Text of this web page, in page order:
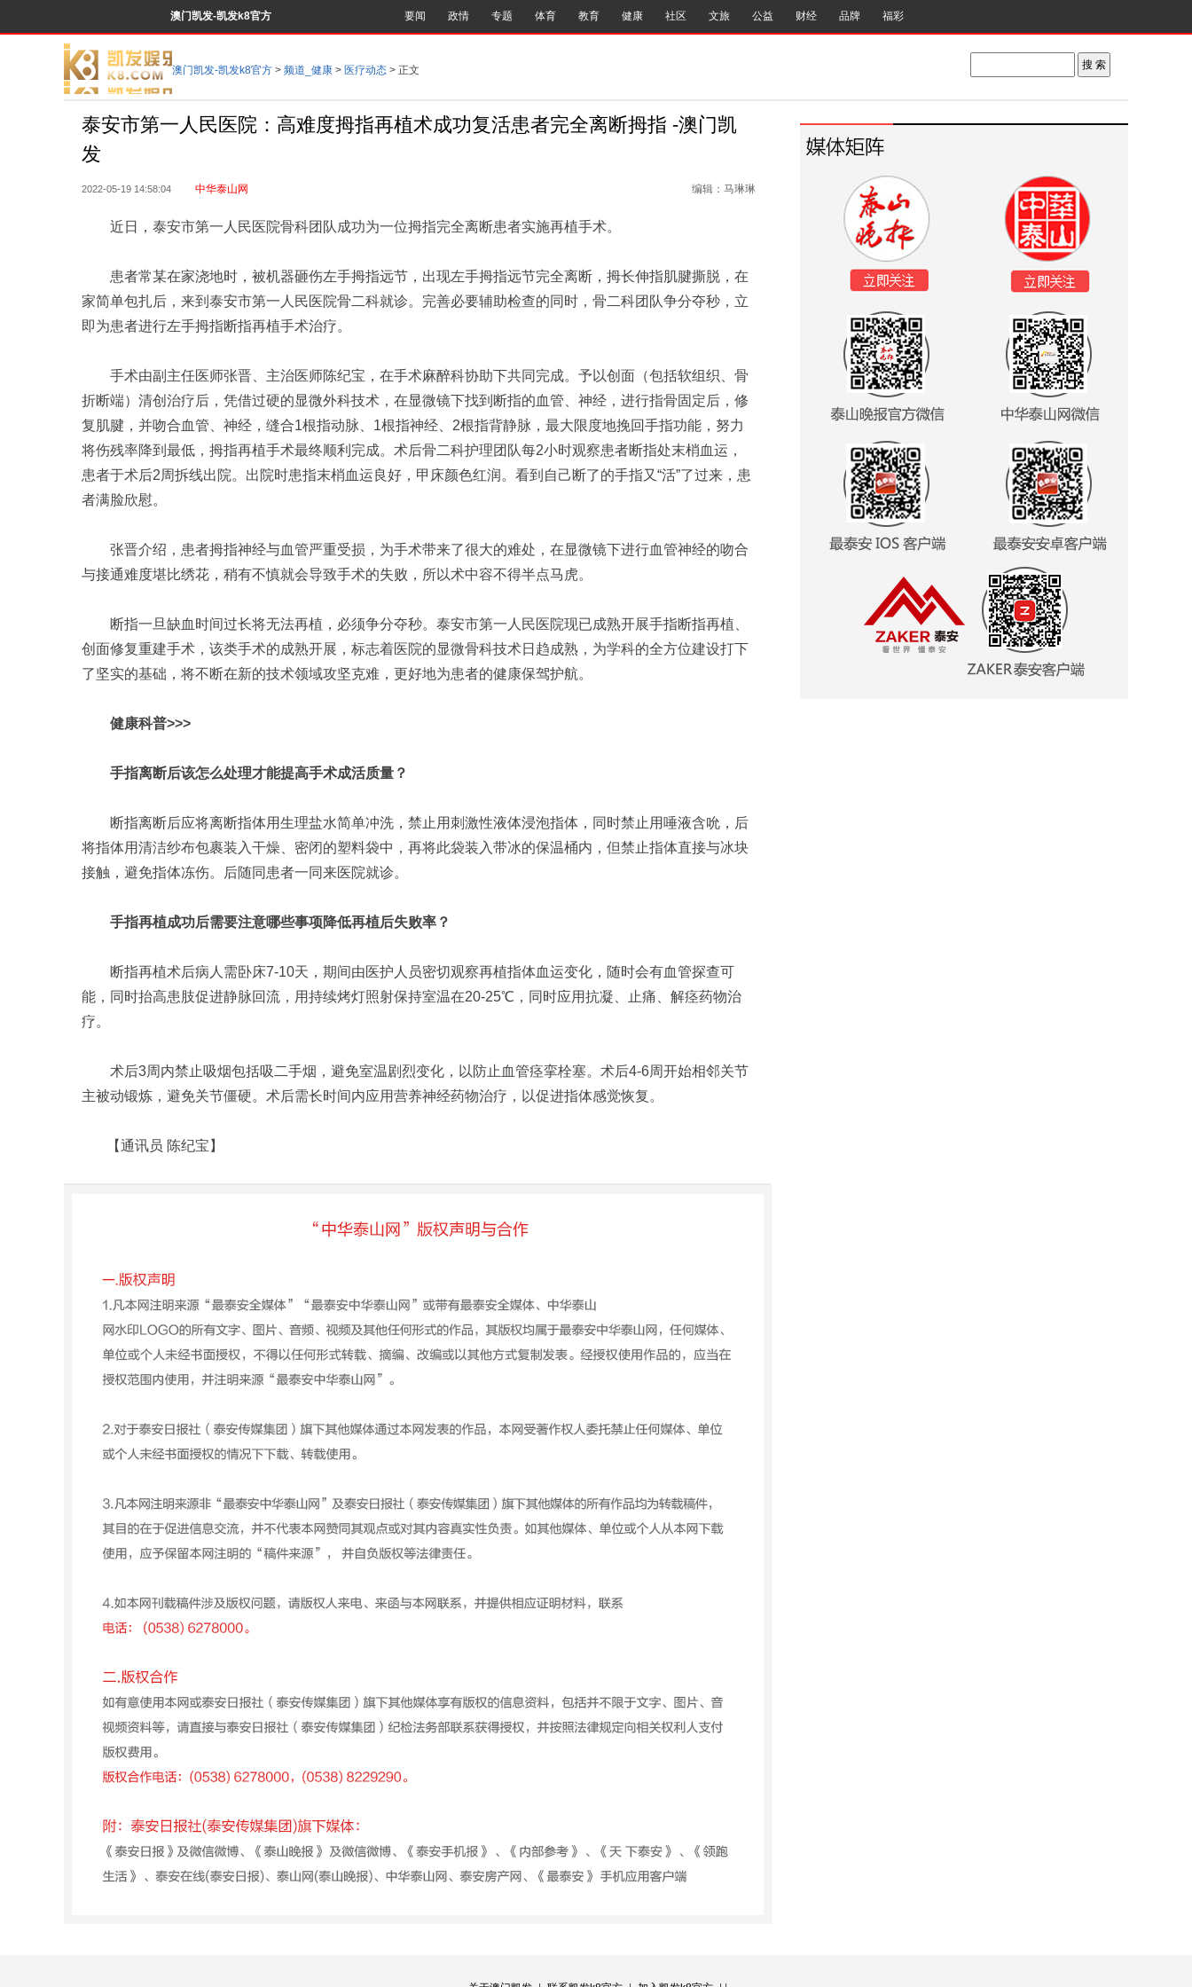
澳门凯发-凯发k8官方 要闻 政情 专题 体育 教育 健康 社区 文旅 公益 财经 品牌 福彩
澳门凯发-凯发k8官方 > 频道_健康 > 医疗动态 > 正文
泰安市第一人民医院：高难度拇指再植术成功复活患者完全离断拇指 -澳门凯
发
2022-05-19 14:58:04 中华泰山网 编辑：马琳琳
近日，泰安市第一人民医院骨科团队成功为一位拇指完全离断患者实施再植手术。
患者常某在家浇地时，被机器砸伤左手拇指远节，出现左手拇指远节完全离断，拇长伸指肌腱撕脱，在
家简单包扎后，来到泰安市第一人民医院骨二科就诊。完善必要辅助检查的同时，骨二科团队争分夺秒，立
即为患者进行左手拇指断指再植手术治疗。
手术由副主任医师张晋、主治医师陈纪宝，在手术麻醉科协助下共同完成。予以创面（包括软组织、骨
折断端）清创治疗后，凭借过硬的显微外科技术，在显微镜下找到断指的血管、神经，进行指骨固定后，修
复肌腱，并吻合血管、神经，缝合1根指动脉、1根指神经、2根指背静脉，最大限度地挽回手指功能，努力
将伤残率降到最低，拇指再植手术最终顺利完成。术后骨二科护理团队每2小时观察患者断指处末梢血运，
患者于术后2周拆线出院。出院时患指末梢血运良好，甲床颜色红润。看到自己断了的手指又“活”了过来，患
者满脸欣慰。
张晋介绍，患者拇指神经与血管严重受损，为手术带来了很大的难处，在显微镜下进行血管神经的吻合
与接通难度堪比绣花，稍有不慎就会导致手术的失败，所以术中容不得半点马虎。
断指一旦缺血时间过长将无法再植，必须争分夺秒。泰安市第一人民医院现已成熟开展手指断指再植、
创面修复重建手术，该类手术的成熟开展，标志着医院的显微骨科技术日趋成熟，为学科的全方位建设打下
了坚实的基础，将不断在新的技术领域攻坚克难，更好地为患者的健康保驾护航。
健康科普>>>
手指离断后该怎么处理才能提高手术成活质量？
断指离断后应将离断指体用生理盐水简单冲洗，禁止用刺激性液体浸泡指体，同时禁止用唾液含吮，后
将指体用清洁纱布包裹装入干燥、密闭的塑料袋中，再将此袋装入带冰的保温桶内，但禁止指体直接与冰块
接触，避免指体冻伤。后随同患者一同来医院就诊。
手指再植成功后需要注意哪些事项降低再植后失败率？
断指再植术后病人需卧床7-10天，期间由医护人员密切观察再植指体血运变化，随时会有血管探查可
能，同时抬高患肢促进静脉回流，用持续烤灯照射保持室温在20-25℃，同时应用抗凝、止痛、解痉药物治
疗。
术后3周内禁止吸烟包括吸二手烟，避免室温剧烈变化，以防止血管痉挛栓塞。术后4-6周开始相邻关节
主被动锻炼，避免关节僵硬。术后需长时间内应用营养神经药物治疗，以促进指体感觉恢复。
【通讯员 陈纪宝】